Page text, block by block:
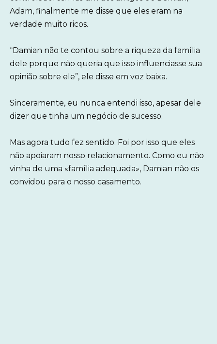
Adam, finalmente me disse que eles eram na
verdade muito ricos.
“Damian não te contou sobre a riqueza da família
dele porque não queria que isso influenciasse sua
opinião sobre ele”, ele disse em voz baixa.
Sinceramente, eu nunca entendi isso, apesar dele
dizer que tinha um negócio de sucesso.
Mas agora tudo fez sentido. Foi por isso que eles
não apoiaram nosso relacionamento. Como eu não
vinha de uma «família adequada», Damian não os
convidou para o nosso casamento.